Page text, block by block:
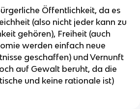
Öffentlichkeit, da es
(also nicht jeder kann zu
gehören), Freiheit (auch
werden einfach neue
geschaffen) und Vernunft
auf Gewalt beruht, da die
und keine rationale ist)